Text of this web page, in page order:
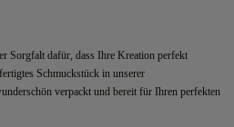
Sorgfalt dafür, dass Ihre Kreation perfekt
Schmuckstück in unserer
verpackt und bereit für Ihren perfekten